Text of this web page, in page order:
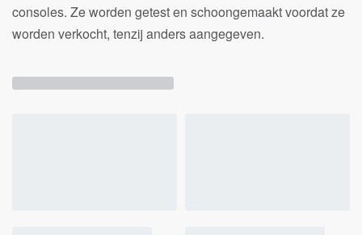
consoles. Ze worden getest en schoongemaakt voordat ze
worden verkocht, tenzij anders aangegeven.